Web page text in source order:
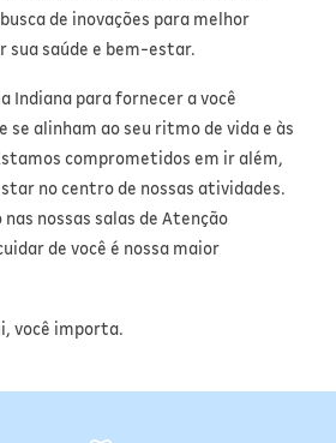
de inovações para melhor
sua saúde e bem-estar.
Indiana para fornecer a você
se alinham ao seu ritmo de vida e às
comprometidos em ir além,
no centro de nossas atividades.
nossas salas de Atenção
de você é nossa maior
você importa.